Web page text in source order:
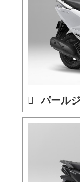
パール